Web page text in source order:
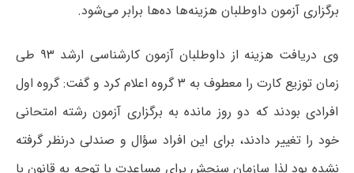
برگزاری آزمون داوطلبان هزینه‌ها ده‌ها برابر می‌شود.
وی دریافت هزینه از داوطلبان آزمون کارشناسی ارشد ۹۳ طی
زمان توزیع کارت را معطوف به ۳ گروه اعلام کرد و گفت: گروه اول
افرادی بودند که دو روز مانده به برگزاری آزمون رشته امتحانی
خود را تغییر دادند، برای این افراد سؤال و صندلی درنظر گرفته
نشده بود لذا سازمان سنجش برای مساعدت با توجه به قانون با